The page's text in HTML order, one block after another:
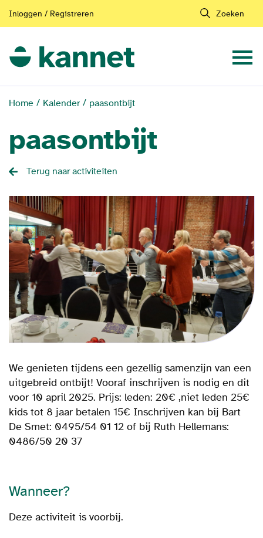
Inloggen / Registreren Zoeken
Home Kalender paasontbijt
paasontbijt
Terug naar activiteiten
We genieten tijdens een gezellig samenzijn van een
uitgebreid ontbijt! Vooraf inschrijven is nodig en dit
voor 10 april 2025. Prijs: leden: 20€ ,niet leden 25€
kids tot 8 jaar betalen 15€ Inschrijven kan bij Bart
De Smet: 0495/54 01 12 of bij Ruth Hellemans:
0486/50 20 37
Wanneer?
Deze activiteit is voorbij.